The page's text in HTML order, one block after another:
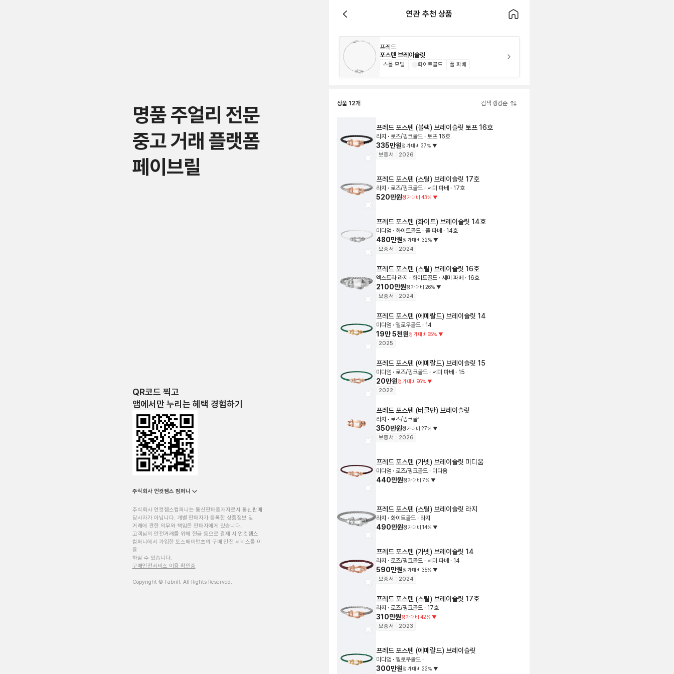
명품 주얼리 전문
중고 거래 플랫폼
페이브릴
QR코드 찍고
앱에서만 누리는 혜택 경험하기
주식회사 언컷젬스 컴퍼니
주식회사 언컷젬스컴퍼니는 통신판매중개자로서 통신판매
당사자가 아닙니다. 개별 판매자가 등록한 상품정보 및
거래에 관한 의무와 책임은 판매자에게 있습니다.
고객님의 안전거래를 위해 현금 등으로 결제 시 언컷젬스
컴퍼니에서 가입한 토스페이먼츠의 구매 안전 서비스를 이
용
하실 수 있습니다.
구매안전서비스 이용 확인증
Copyright © Fabrill. All Rights Reserved.
연관 추천 상품
프레드
포스텐 브레이슬릿
스몰 모델 화이트골드 풀 파베
상품 12개 검색 랭킹순
프레드 포스텐 (블랙) 브레이슬릿 토프 16호
라지 · 로즈/핑크골드 · 토프 16호
335만원정가대비 37% ▼
보증서 2026
프레드 포스텐 (스틸) 브레이슬릿 17호
라지 · 로즈/핑크골드 · 세미 파베 · 17호
520만원정가대비 43% ▼
프레드 포스텐 (화이트) 브레이슬릿 14호
미디엄 · 화이트골드 · 풀 파베 · 14호
480만원정가대비 32% ▼
보증서 2024
프레드 포스텐 (스틸) 브레이슬릿 16호
엑스트라 라지 · 화이트골드 · 세미 파베 · 16호
2100만원정가대비 26% ▼
보증서 2024
프레드 포스텐 (에메랄드) 브레이슬릿 14
미디엄 · 옐로우골드 · 14
19만 5천원정가대비 95% ▼
2025
프레드 포스텐 (에메랄드) 브레이슬릿 15
미디엄 · 로즈/핑크골드 · 세미 파베 · 15
20만원정가대비 96% ▼
2022
프레드 포스텐 (버클만) 브레이슬릿
라지 · 로즈/핑크골드
350만원정가대비 27% ▼
보증서 2026
프레드 포스텐 (가넷) 브레이슬릿 미디움
미디엄 · 로즈/핑크골드 · 미디움
440만원정가대비 7% ▼
프레드 포스텐 (스틸) 브레이슬릿 라지
라지 · 화이트골드 · 라지
490만원정가대비 14% ▼
프레드 포스텐 (가넷) 브레이슬릿 14
라지 · 로즈/핑크골드 · 세미 파베 · 14
590만원정가대비 35% ▼
보증서 2024
프레드 포스텐 (스틸) 브레이슬릿 17호
라지 · 로즈/핑크골드 · 17호
310만원정가대비 42% ▼
보증서 2023
프레드 포스텐 (에메랄드) 브레이슬릿
미디엄 · 옐로우골드 ·
300만원정가대비 22% ▼